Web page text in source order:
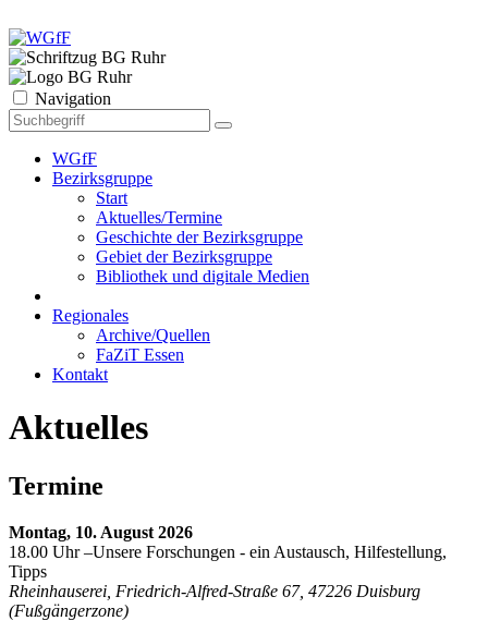
Navigation
WGfF
Bezirksgruppe
Start
Aktuelles/Termine
Geschichte der Bezirksgruppe
Gebiet der Bezirksgruppe
Bibliothek und digitale Medien
Regionales
Archive/Quellen
FaZiT Essen
Kontakt
Aktuelles
Termine
Montag, 10. August 2026
18.00 Uhr –Unsere Forschungen - ein Austausch, Hilfestellung,
Tipps
Rheinhauserei, Friedrich-Alfred-Straße 67, 47226 Duisburg
(Fußgängerzone)